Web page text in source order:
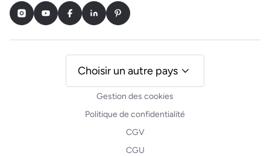
InstagramYoutubeFacebookLinkedInPinterest
Gestion des cookies
Politique de confidentialité
CGV
CGU
Choisir un autre pays